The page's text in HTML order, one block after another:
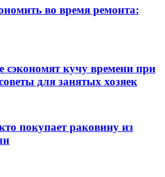
во время ремонта:
сэкономят кучу времени при
для занятых хозяек
покупает раковину из